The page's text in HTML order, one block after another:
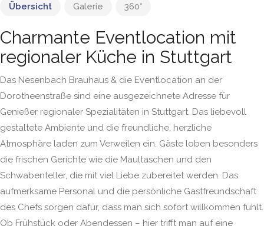
Übersicht Galerie 360°
Charmante Eventlocation mit
regionaler Küche in Stuttgart
Das Nesenbach Brauhaus & die Eventlocation an der
Dorotheenstraße sind eine ausgezeichnete Adresse für
Genießer regionaler Spezialitäten in Stuttgart. Das liebevoll
gestaltete Ambiente und die freundliche, herzliche
Atmosphäre laden zum Verweilen ein. Gäste loben besonders
die frischen Gerichte wie die Maultaschen und den
Schwabenteller, die mit viel Liebe zubereitet werden. Das
aufmerksame Personal und die persönliche Gastfreundschaft
des Chefs sorgen dafür, dass man sich sofort willkommen fühlt.
Ob Frühstück oder Abendessen – hier trifft man auf eine